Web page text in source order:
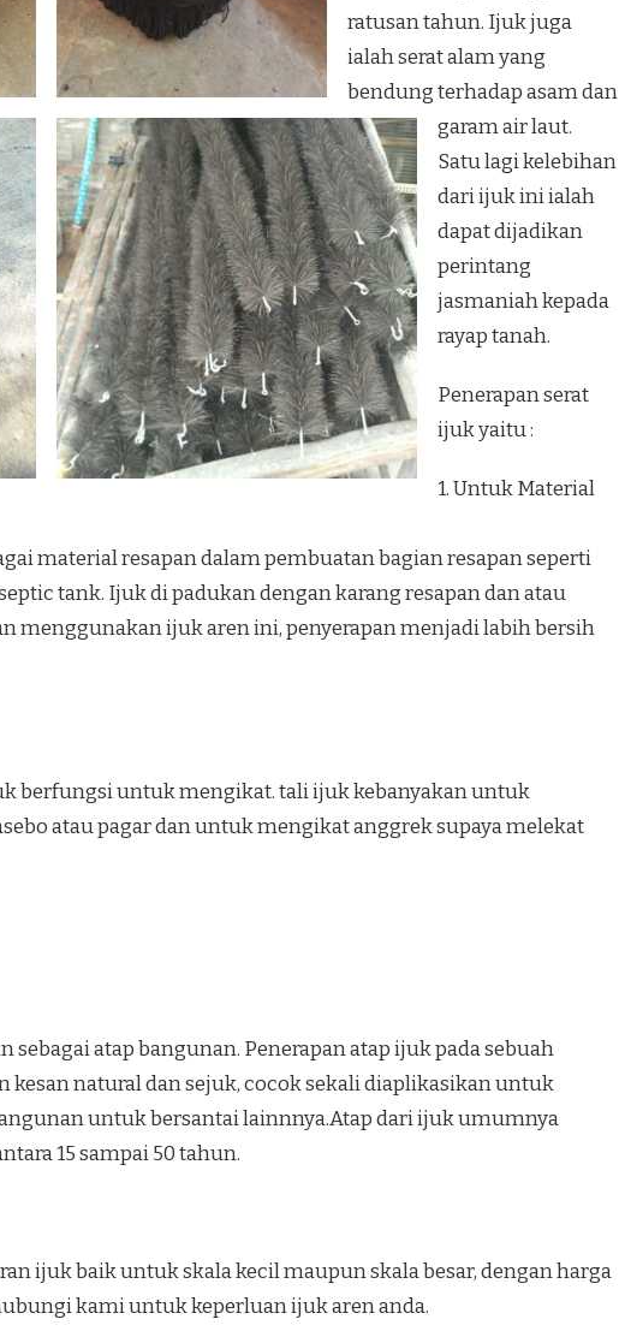
ratusan tahun. Ijuk juga
ialah serat alam yang
bendung terhadap asam dan
garam air laut.
Satu lagi kelebihan
dari ijuk ini ialah
dapat dijadikan
perintang
jasmaniah kepada
rayap tanah.
Penerapan serat
ijuk yaitu :
1. Untuk Material
material resapan dalam pembuatan bagian resapan seperti
tank. Ijuk di padukan dengan karang resapan dan atau
menggunakan ijuk aren ini, penyerapan menjadi labih bersih
berfungsi untuk mengikat. tali ijuk kebanyakan untuk
atau pagar dan untuk mengikat anggrek supaya melekat
sebagai atap bangunan. Penerapan atap ijuk pada sebuah
natural dan sejuk, cocok sekali diaplikasikan untuk
untuk bersantai lainnnya.Atap dari ijuk umumnya
15 sampai 50 tahun.
ijuk baik untuk skala kecil maupun skala besar, dengan harga
kami untuk keperluan ijuk aren anda.